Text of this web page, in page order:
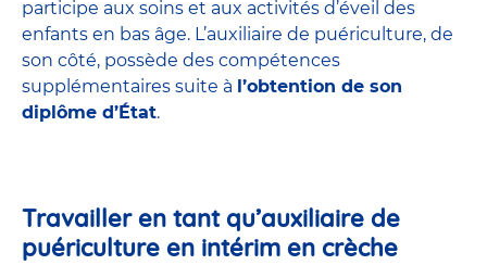
participe aux soins et aux activités d’éveil des
enfants en bas âge. L’auxiliaire de puériculture, de
son côté, possède des compétences
supplémentaires suite à l’obtention de son
diplôme d’État.
Travailler en tant qu’auxiliaire de
puériculture en intérim en crèche